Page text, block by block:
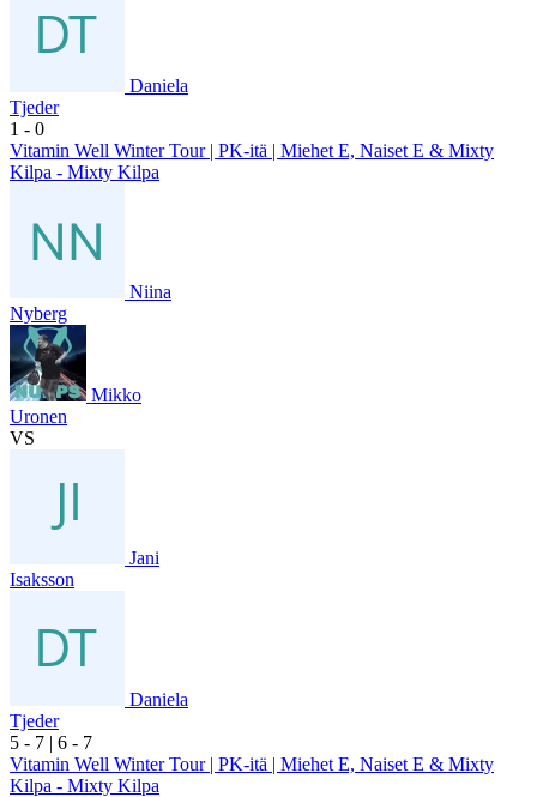
Daniela
Tjeder
1 - 0
Vitamin Well Winter Tour | PK-itä | Miehet E, Naiset E & Mixty
Kilpa - Mixty Kilpa
Niina
Nyberg
Mikko
Uronen
VS
Jani
Isaksson
Daniela
Tjeder
5 - 7 | 6 - 7
Vitamin Well Winter Tour | PK-itä | Miehet E, Naiset E & Mixty
Kilpa - Mixty Kilpa